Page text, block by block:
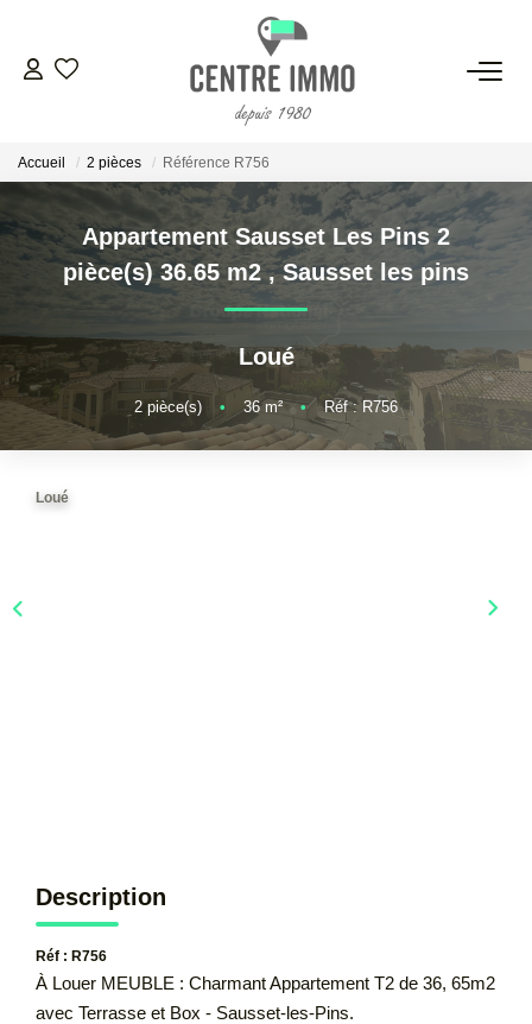
VENTES
LOCATIONS
GESTION
NOS BIENS VENDUS
Accueil 2 pièces Référence R756
Appartement Sausset Les Pins 2
pièce(s) 36.65 m2,Sausset les pins
Loué
2 pièce(s) • 36m² • Réf : R756
Loué
Description
Réf : R756
À Louer MEUBLE : Charmant Appartement T2 de 36, 65m2
avec Terrasse et Box - Sausset-les-Pins.